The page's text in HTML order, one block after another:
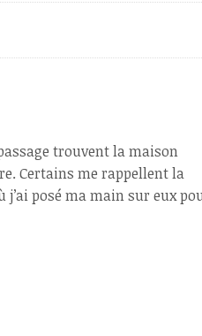
trouvent la maison
Certains me rappellent la
j’ai posé ma main sur eux